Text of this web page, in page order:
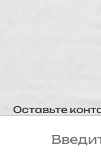
Оставьте